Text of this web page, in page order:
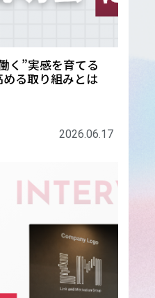
く”実感を育てる
る取り組みとは
2026.06.17